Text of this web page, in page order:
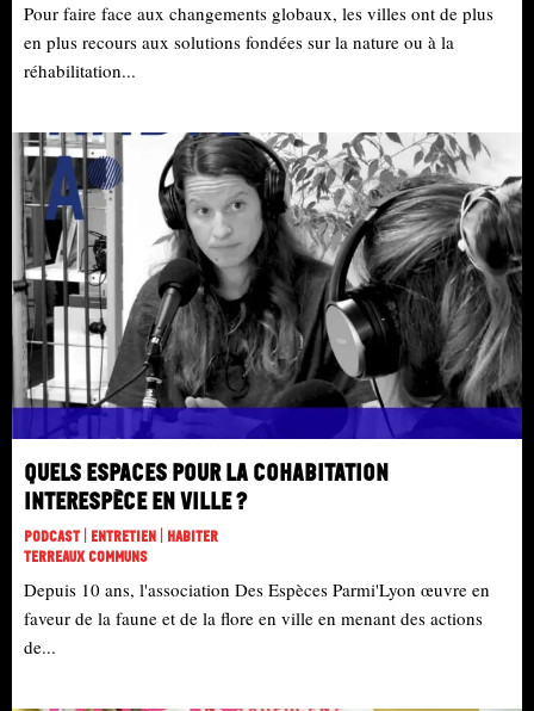
Pour faire face aux changements globaux, les villes ont de plus
en plus recours aux solutions fondées sur la nature ou à la
réhabilitation...
Quels espaces pour la cohabitation
interespèce en ville ?
Podcast | Entretien | Habiter
Terreaux Communs
Depuis 10 ans, l'association Des Espèces Parmi'Lyon œuvre en
faveur de la faune et de la flore en ville en menant des actions
de...